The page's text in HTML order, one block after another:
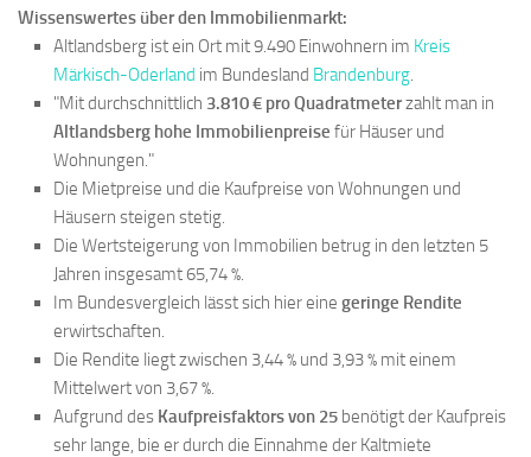
Wissenswertes über den Immobilienmarkt:
Altlandsberg ist ein Ort mit 9.490 Einwohnern im Kreis
Märkisch-Oderland im Bundesland Brandenburg.
"Mit durchschnittlich 3.810 € pro Quadratmeterzahlt man in
Altlandsberg hohe Immobilienpreise für Häuser und
Wohnungen."
Die Mietpreise und die Kaufpreise von Wohnungen und
Häusern steigen stetig.
Die Wertsteigerung von Immobilien betrug in den letzten 5
Jahren insgesamt 65,74 %.
Im Bundesvergleich lässt sich hier eine geringe Rendite
erwirtschaften.
Die Rendite liegt zwischen 3,44 % und 3,93 % mit einem
Mittelwert von 3,67 %.
Aufgrund des Kaufpreisfaktors von 25 benötigt der Kaufpreis
sehr lange, bie er durch die Einnahme der Kaltmiete